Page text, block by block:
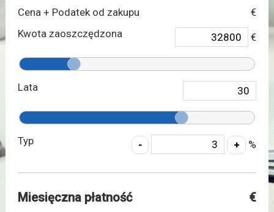
Cena + Podatek od zakupu
€
Kwota zaoszczędzona
€
Lata
Typ %
Miesięczna płatność €